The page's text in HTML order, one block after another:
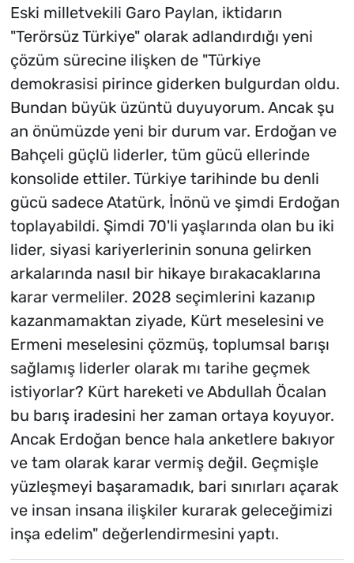
Eski milletvekili Garo Paylan, iktidarın
"Terörsüz Türkiye" olarak adlandırdığı yeni
çözüm sürecine ilişken de "Türkiye
demokrasisi pirince giderken bulgurdan oldu.
Bundan büyük üzüntü duyuyorum. Ancak şu
an önümüzde yeni bir durum var. Erdoğan ve
Bahçeli güçlü liderler, tüm gücü ellerinde
konsolide ettiler. Türkiye tarihinde bu denli
gücü sadece Atatürk, İnönü ve şimdi Erdoğan
toplayabildi. Şimdi 70'li yaşlarında olan bu iki
lider, siyasi kariyerlerinin sonuna gelirken
arkalarında nasıl bir hikaye bırakacaklarına
karar vermeliler. 2028 seçimlerini kazanıp
kazanmamaktan ziyade, Kürt meselesini ve
Ermeni meselesini çözmüş, toplumsal barışı
sağlamış liderler olarak mı tarihe geçmek
istiyorlar? Kürt hareketi ve Abdullah Öcalan
bu barış iradesini her zaman ortaya koyuyor.
Ancak Erdoğan bence hala anketlere bakıyor
ve tam olarak karar vermiş değil. Geçmişle
yüzleşmeyi başaramadık, bari sınırları açarak
ve insan insana ilişkiler kurarak geleceğimizi
inşa edelim" değerlendirmesini yaptı.